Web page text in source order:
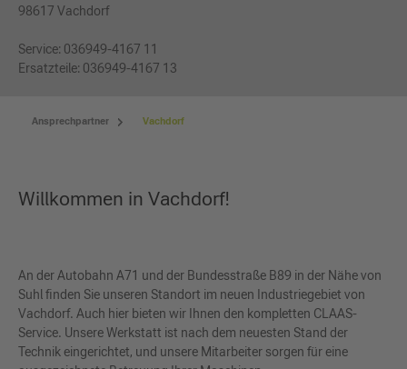
98617 Vachdorf
Service: 036949-4167 11
Ersatzteile: 036949-4167 13
Ansprechpartner Vachdorf
Willkommen in Vachdorf!
An der Autobahn A71 und der Bundesstraße B89 in der Nähe von
Suhl finden Sie unseren Standort im neuen Industriegebiet von
Vachdorf. Auch hier bieten wir Ihnen den kompletten CLAAS-
Service. Unsere Werkstatt ist nach dem neuesten Stand der
Technik eingerichtet, und unsere Mitarbeiter sorgen für eine